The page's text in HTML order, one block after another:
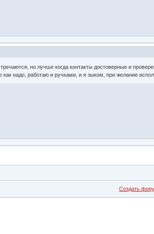
но лучше когда контакты достоверные и
надо, работаю и ручками, и я зыком, при желание
Создать